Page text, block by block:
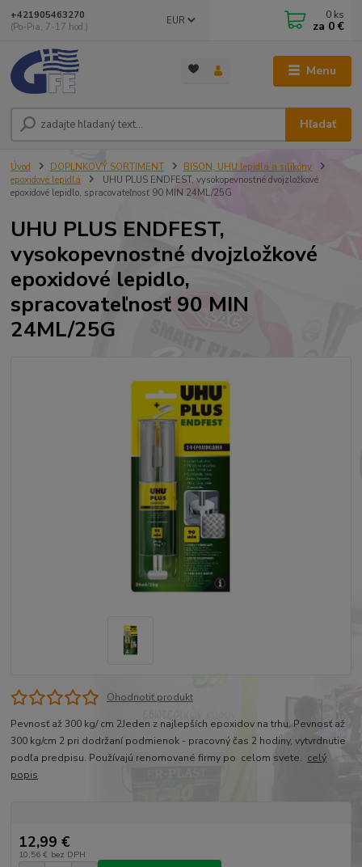
Menu
EUR
Hľadať
+421905463270
(Po-Pia, 7-17 hod.)
0 ks
za 0 €
Úvod DOPLNKOVÝ SORTIMENT
BISON, UHU lepidlá a silikóny
epoxidové lepidlá
UHU PLUS ENDFEST, vysokopevnostné dvojzložkové
epoxidové lepidlo, spracovateľnosť 90 MIN 24ML/25G
UHU PLUS ENDFEST,
vysokopevnostné dvojzložkové
epoxidové lepidlo,
spracovateľnosť 90 MIN
24ML/25G
Ohodnotiť produkt
Pevnosť až 300 kg/ cm 2Jeden z najlepších epoxidov na trhu. Pevnosť až
300 kg/cm 2 pri dodržaní podmienok - pracovný čas 2 hodiny, vytvrdnutie
podľa predpisu. Používajú renomované firmy po celom svete. celý
popis
12,99 €
10,56 € bez DPH